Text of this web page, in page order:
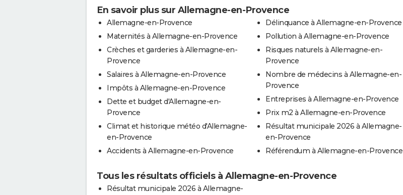
En savoir plus sur Allemagne-en-Provence
Allemagne-en-Provence
Maternités à Allemagne-en-Provence
Crèches et garderies à Allemagne-en-
Provence
Salaires à Allemagne-en-Provence
Impôts à Allemagne-en-Provence
Dette et budget d'Allemagne-en-
Provence
Climat et historique météo d'Allemagne-
en-Provence
Accidents à Allemagne-en-Provence
Délinquance à Allemagne-en-Provence
Pollution à Allemagne-en-Provence
Risques naturels à Allemagne-en-
Provence
Nombre de médecins à Allemagne-en-
Provence
Entreprises à Allemagne-en-Provence
Prix m2 à Allemagne-en-Provence
Résultat municipale 2026 à Allemagne-
en-Provence
Référendum à Allemagne-en-Provence
Tous les résultats officiels à Allemagne-en-Provence
Résultat municipale 2026 à Allemagne-